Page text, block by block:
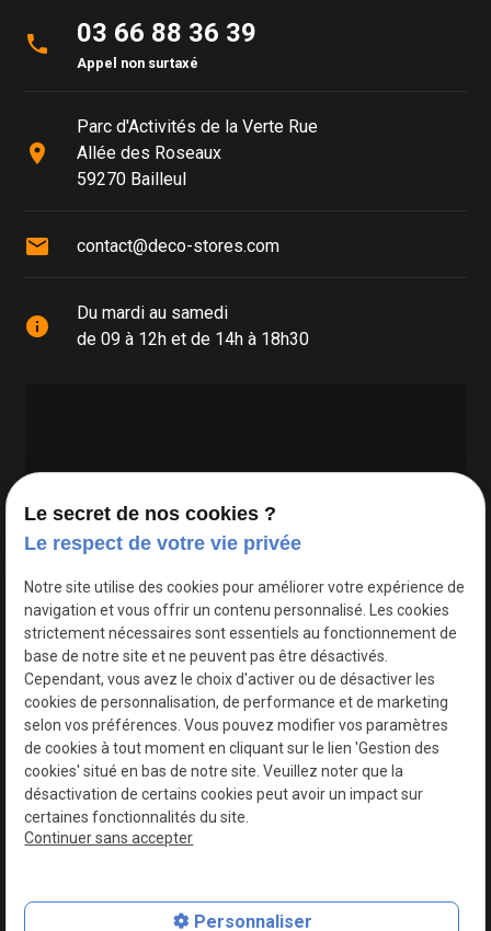
phone 03 66 88 36 39
Appel non surtaxé
place
Parc d'Activités de la Verte Rue
Allée des Roseaux
59270 Bailleul
mail contact@deco-stores.com
info
Du mardi au samedi
de 09 à 12h et de 14h à 18h30
Google Maps Search API est désactivé.
Le secret de nos cookies ?
Le respect de votre vie privée
Notre site utilise des cookies pour améliorer votre expérience de
navigation et vous offrir un contenu personnalisé. Les cookies
strictement nécessaires sont essentiels au fonctionnement de
base de notre site et ne peuvent pas être désactivés.
Cependant, vous avez le choix d'activer ou de désactiver les
cookies de personnalisation, de performance et de marketing
selon vos préférences. Vous pouvez modifier vos paramètres
de cookies à tout moment en cliquant sur le lien 'Gestion des
cookies' situé en bas de notre site. Veuillez noter que la
désactivation de certains cookies peut avoir un impact sur
certaines fonctionnalités du site.
Continuer sans accepter
Personnaliser